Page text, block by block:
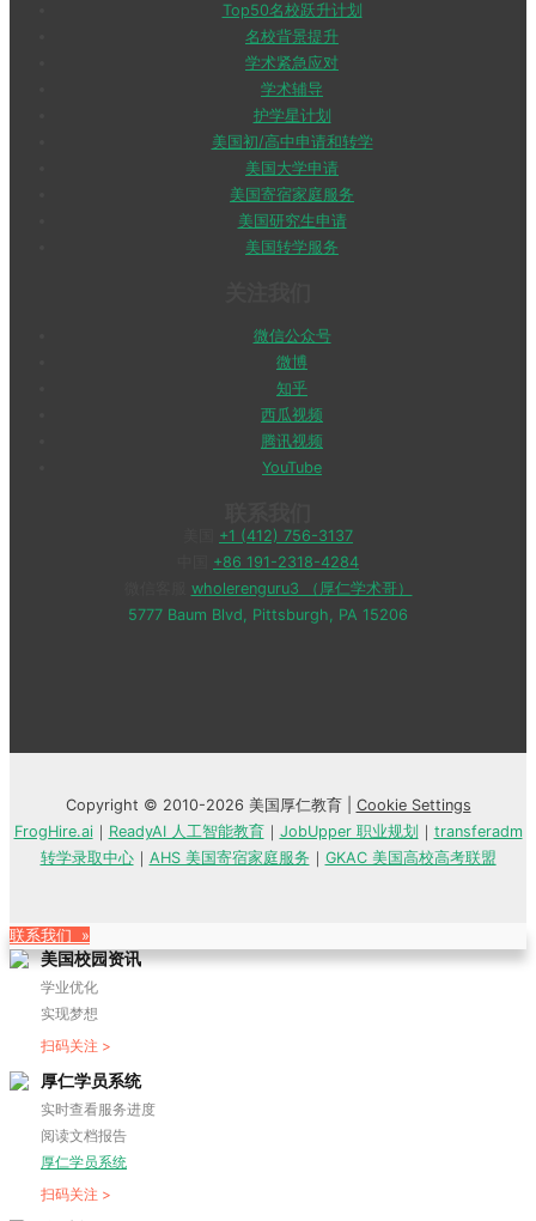
Top50名校跃升计划
名校背景提升
学术紧急应对
学术辅导
护学星计划
美国初/高中申请和转学
美国大学申请
美国寄宿家庭服务
美国研究生申请
美国转学服务
微信公众号
微博
知乎
西瓜视频
腾讯视频
YouTube
+1 (412) 756-3137
+86 191-2318-4284
wholerenguru3 （厚仁学术哥）
5777 Baum Blvd, Pittsburgh, PA 15206
Copyright © 2010-2026 美国厚仁教育 | Cookie Settings
FrogHire.ai｜ ReadyAI 人工智能教育｜ JobUpper 职业规划 ｜ transferadm
转学录取中心｜ AHS 美国寄宿家庭服务 ｜ GKAC 美国高校高考联盟
联系我们 »
美国校园资讯
学业优化
实现梦想
扫码关注 >
厚仁学员系统
实时查看服务进度
阅读文档报告
厚仁学员系统
扫码关注 >